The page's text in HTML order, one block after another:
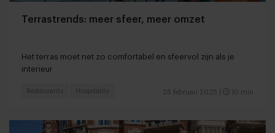
Terrastrends: meer sfeer, meer omzet
Het terras moet net zo comfortabel en sfeervol zijn als je
interieur
25 februari 2025 10 min
Restaurants Hospitality